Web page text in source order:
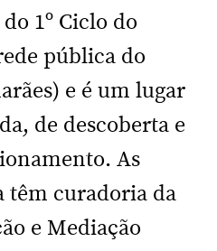
1º Ciclo do
pública do
e é um lugar
de descoberta e
As
têm curadoria da
e Mediação